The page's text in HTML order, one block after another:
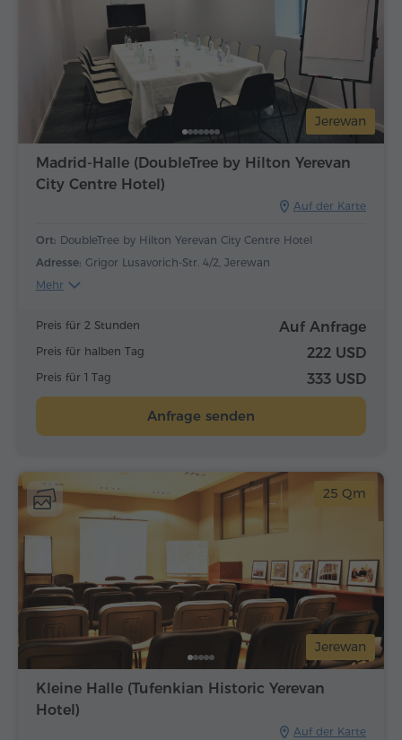
Jerewan
Madrid-Halle (DoubleTree by Hilton Yerevan
City Centre Hotel)
Auf der Karte
Ort: DoubleTree by Hilton Yerevan City Centre Hotel
Adresse: Grigor Lusavorich-Str. 4/2, Jerewan
Mehr
Preis für 2 Stunden Auf Anfrage
Preis für halben Tag 222 USD
Preis für 1 Tag 333 USD
Anfrage senden
Jerewan
25 Qm
Kleine Halle (Tufenkian Historic Yerevan
Hotel)
Auf der Karte